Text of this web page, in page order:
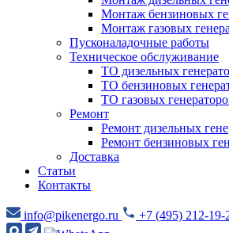
Монтаж бензиновых
Монтаж газовых
Пусконаладочные работы
Техническое обслуживание
ТО дизельных
ТО бензиновых
ТО газовых
Ремонт
Ремонт дизельных
Ремонт бензиновых
Доставка
Статьи
Контакты
info@pikenergo.ru +7 (495) 212-19-